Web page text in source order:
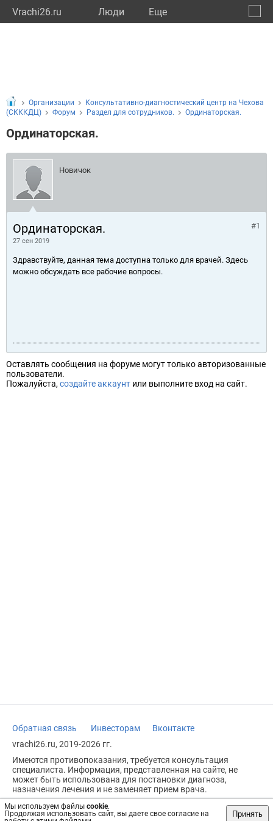
Vrachi26.ru Люди Eще
Мы используем файлы cookie.
Продолжая использовать сайт, вы даете свое согласие на
Принять
Организации
Консультативно-диагностический центр на Чехова
(СКККДЦ)
Форум Раздел для сотрудников. Ординаторская.
Ординаторская.
Новичок
Ординаторская.
27 сен 2019
#1
Здравствуйте, данная тема доступна только для врачей. Здесь
можно обсуждать все рабочие вопросы.
Оставлять сообщения на форуме могут только авторизованные
пользователи.
Пожалуйста, создайте аккаунт или выполните вход на сайт.
Обратная связь Инвесторам
Вконтакте
vrachi26.ru, 2019-2026 гг.
Имеются противопоказания, требуется консультация
специалиста. Информация, представленная на сайте, не
может быть использована для постановки диагноза,
назначения лечения и не заменяет прием врача.
Возрастное ограничение: 18+